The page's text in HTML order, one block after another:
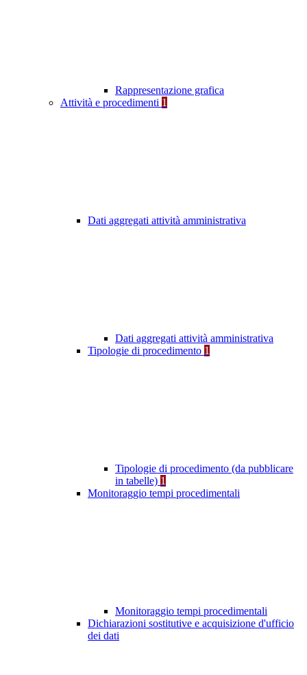
Rappresentazione grafica
Attività e procedimenti 1
Dati aggregati attività amministrativa
Dati aggregati attività amministrativa
Tipologie di procedimento 1
Tipologie di procedimento (da pubblicare
in tabelle) 1
Monitoraggio tempi procedimentali
Monitoraggio tempi procedimentali
Dichiarazioni sostitutive e acquisizione d'ufficio
dei dati